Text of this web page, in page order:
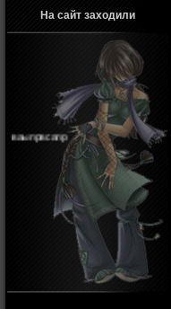
На сайт заходили
ваыпрвсапр